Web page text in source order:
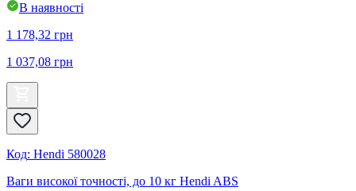
В наявності
1 178,32 грн
1 037,08 грн
Код: Hendi 580028
Ваги високої точності, до 10 кг Hendi ABS